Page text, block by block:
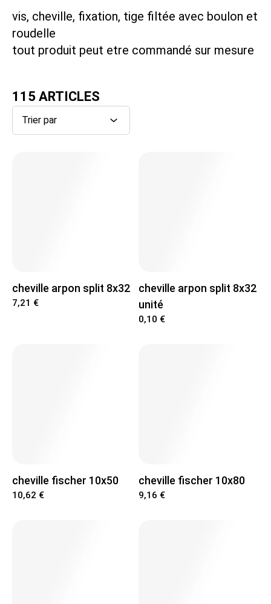
vis, cheville, fixation, tige filtée avec boulon et
roudelle
tout produit peut etre commandé sur mesure
115 ARTICLES
cheville arpon split 8x32
7,21 €
cheville arpon split 8x32
unité
0,10 €
cheville fischer 10x50
10,62 €
cheville fischer 10x80
9,16 €
Location Défonceuse
Location Compresseur
Location Chauffage et Deshumidificateur